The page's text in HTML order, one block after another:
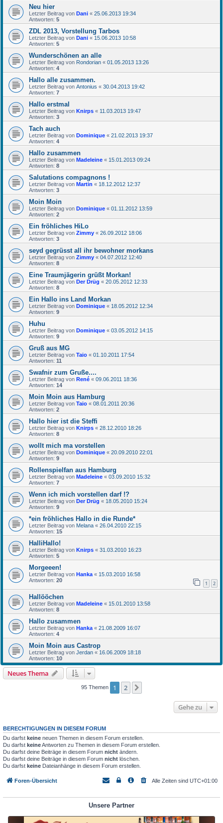
Neu hier
Letzter Beitrag von Dani « 25.06.2013 19:34
Antworten: 5
ZDL 2013, Vorstellung Tarbos
Letzter Beitrag von Dani « 15.06.2013 10:58
Antworten: 5
Wunderschönen an alle
Letzter Beitrag von Rondorian « 01.05.2013 13:26
Antworten: 4
Hallo alle zusammen.
Letzter Beitrag von Antonius « 30.04.2013 19:42
Antworten: 7
Hallo erstmal
Letzter Beitrag von Knirps « 11.03.2013 19:47
Antworten: 3
Tach auch
Letzter Beitrag von Dominique « 21.02.2013 19:37
Antworten: 4
Hallo zusammen
Letzter Beitrag von Madeleine « 15.01.2013 09:24
Antworten: 8
Salutations compagnons !
Letzter Beitrag von Martin « 18.12.2012 12:37
Antworten: 3
Moin Moin
Letzter Beitrag von Dominique « 01.11.2012 13:59
Antworten: 2
Ein fröhliches HiLo
Letzter Beitrag von Zimmy « 26.09.2012 18:06
Antworten: 3
seyd gegrüsst all ihr bewohner morkans
Letzter Beitrag von Zimmy « 04.07.2012 12:40
Antworten: 8
Eine Traumjägerin grüßt Morkan!
Letzter Beitrag von Der Drüg « 20.05.2012 12:33
Antworten: 8
Ein Hallo ins Land Morkan
Letzter Beitrag von Dominique « 18.05.2012 12:34
Antworten: 9
Huhu
Letzter Beitrag von Dominique « 03.05.2012 14:15
Antworten: 9
Gruß aus MG
Letzter Beitrag von Taio « 01.10.2011 17:54
Antworten: 11
Swafnir zum Gruße....
Letzter Beitrag von René « 09.06.2011 18:36
Antworten: 14
Moin Moin aus Hamburg
Letzter Beitrag von Taio « 08.01.2011 20:36
Antworten: 2
Hallo hier ist die Steffi
Letzter Beitrag von Knirps « 28.12.2010 18:26
Antworten: 8
wollt mich ma vorstellen
Letzter Beitrag von Dominique « 20.09.2010 22:01
Antworten: 9
Rollenspielfan aus Hamburg
Letzter Beitrag von Madeleine « 03.09.2010 15:32
Antworten: 7
Wenn ich mich vorstellen darf !?
Letzter Beitrag von Der Drüg « 18.05.2010 15:24
Antworten: 9
*ein fröhliches Hallo in die Runde*
Letzter Beitrag von Melana « 26.04.2010 22:15
Antworten: 15
HalliHallo!
Letzter Beitrag von Knirps « 31.03.2010 16:23
Antworten: 5
Morgeeen!
Letzter Beitrag von Hanka « 15.03.2010 16:58
Antworten: 20 1 2
Hallööchen
Letzter Beitrag von Madeleine « 15.01.2010 13:58
Antworten: 8
Hallo zusammen
Letzter Beitrag von Hanka « 21.08.2009 16:07
Antworten: 4
Moin Moin aus Castrop
Letzter Beitrag von Jerdan « 16.06.2009 18:18
Antworten: 10
Neues Thema
95 Themen 1 2
Gehe zu
BERECHTIGUNGEN IN DIESEM FORUM
Du darfst keine neuen Themen in diesem Forum erstellen.
Du darfst keineAntworten zu Themen in diesem Forum erstellen.
Du darfst deine Beiträge in diesem Forum nicht ändern.
Du darfst deine Beiträge in diesem Forum nicht löschen.
Du darfst keine Dateianhänge in diesem Forum erstellen.
Foren-Übersicht Alle Zeiten sind UTC+01:00
Unsere Partner